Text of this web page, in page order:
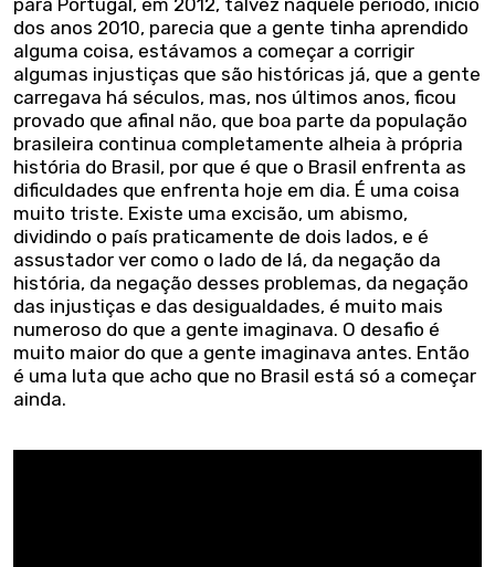
para Portugal, em 2012, talvez naquele período, início
dos anos 2010, parecia que a gente tinha aprendido
alguma coisa, estávamos a começar a corrigir
algumas injustiças que são históricas já, que a gente
carregava há séculos, mas, nos últimos anos, ficou
provado que afinal não, que boa parte da população
brasileira continua completamente alheia à própria
história do Brasil, por que é que o Brasil enfrenta as
dificuldades que enfrenta hoje em dia. É uma coisa
muito triste. Existe uma excisão, um abismo,
dividindo o país praticamente de dois lados, e é
assustador ver como o lado de lá, da negação da
história, da negação desses problemas, da negação
das injustiças e das desigualdades, é muito mais
numeroso do que a gente imaginava. O desafio é
muito maior do que a gente imaginava antes. Então
é uma luta que acho que no Brasil está só a começar
ainda.